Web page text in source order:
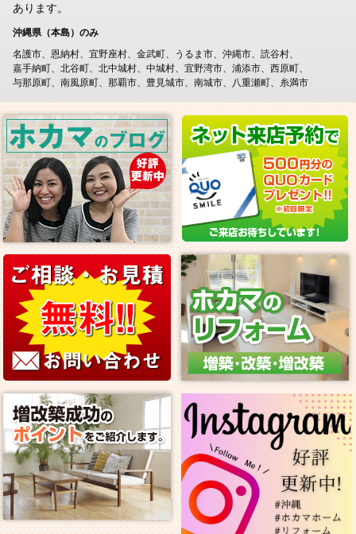
あります。
沖縄県（本島）のみ
名護市
恩納村 宜野座村 金武町 うるま市 沖縄市
読谷村
嘉手納町
北谷町 北中城村 中城村 宜野湾市 浦添市
西原町
与那原町
南風原町 那覇市 豊見城市 南城市 八重瀬町 糸満市